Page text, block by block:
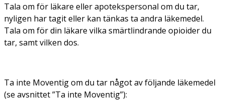
Tala om för läkare eller apotekspersonal om du tar,
nyligen har tagit eller kan tänkas ta andra läkemedel.
Tala om för din läkare vilka smärtlindrande opioider du
tar, samt vilken dos.
Ta inte Moventig om du tar något av följande läkemedel
(se avsnittet ”Ta inte Moventig”):